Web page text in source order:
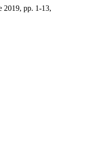
2019, pp. 1-13,